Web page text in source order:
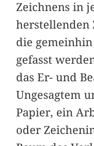
Zeichnens in
herstellenden
die
gefasst
das Er- und
Ungesagtem
Papier, ein
oder